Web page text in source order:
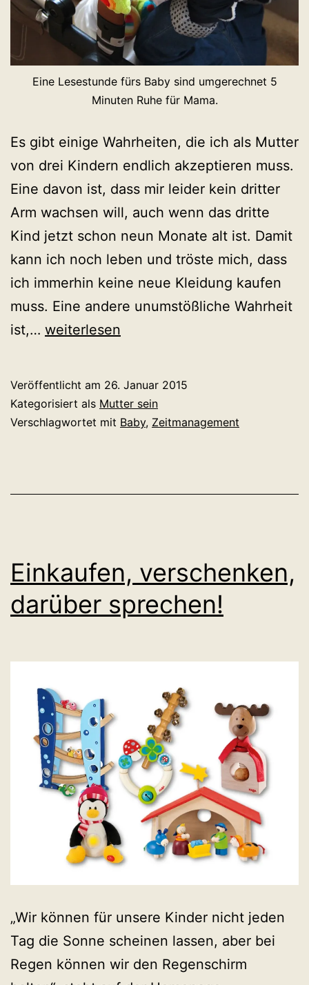
Eine Lesestunde fürs Baby sind umgerechnet 5
Minuten Ruhe für Mama.
Es gibt einige Wahrheiten, die ich als Mutter
von drei Kindern endlich akzeptieren muss.
Eine davon ist, dass mir leider kein dritter
Arm wachsen will, auch wenn das dritte
Kind jetzt schon neun Monate alt ist. Damit
kann ich noch leben und tröste mich, dass
ich immerhin keine neue Kleidung kaufen
muss. Eine andere unumstößliche Wahrheit
ist,… Ein
Raum-
Zeit-
weiterlesen
Veröffentlicht am 26. Januar 2015
Kategorisiert als Mutter sein
Verschlagwortet mit Baby, Zeitmanagement
Einkaufen, verschenken,
darüber sprechen!
„Wir können für unsere Kinder nicht jeden
Tag die Sonne scheinen lassen, aber bei
Regen können wir den Regenschirm